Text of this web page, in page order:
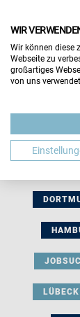
LÜBECK
WIR
Wir können diese
Webseite zu
großartiges
von uns